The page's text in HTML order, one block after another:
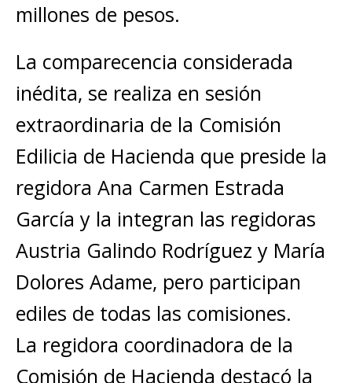
millones de pesos.
La comparecencia considerada
inédita, se realiza en sesión
extraordinaria de la Comisión
Edilicia de Hacienda que preside la
regidora Ana Carmen Estrada
García y la integran las regidoras
Austria Galindo Rodríguez y María
Dolores Adame, pero participan
ediles de todas las comisiones.
La regidora coordinadora de la
Comisión de Hacienda destacó la